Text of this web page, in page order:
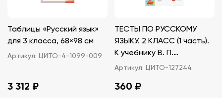
Таблицы «Русский язык»
для 3 класса, 68×98 см
Артикул: ЦИТО-4-1099-009
3 312 ₽
ТЕСТЫ ПО РУССКОМУ
ЯЗЫКУ. 2 КЛАСС (1 часть).
К учебнику В. П.
Канакиной, В. Г. Горецкого
Артикул: ЦИТО-127244
360 ₽